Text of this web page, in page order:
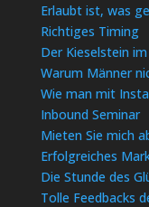
Erlaubt ist, was
Richtiges Timing
Der Kieselstein im
Warum Männer
Wie man mit
Inbound Seminar
Mieten Sie mich
Erfolgreiches
Die Stunde des
Tolle Feedbacks